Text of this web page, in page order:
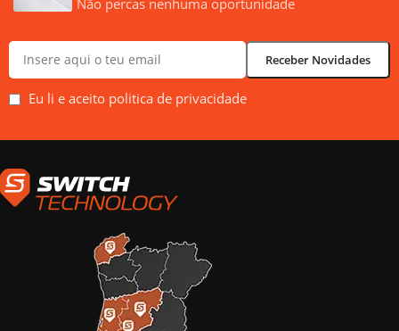
Eu li e aceito politica de privacidade